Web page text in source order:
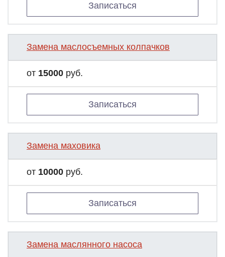
Записаться
Замена маслосъемных колпачков
от 15000 руб.
Записаться
Замена маховика
от 10000 руб.
Записаться
Замена маслянного насоса